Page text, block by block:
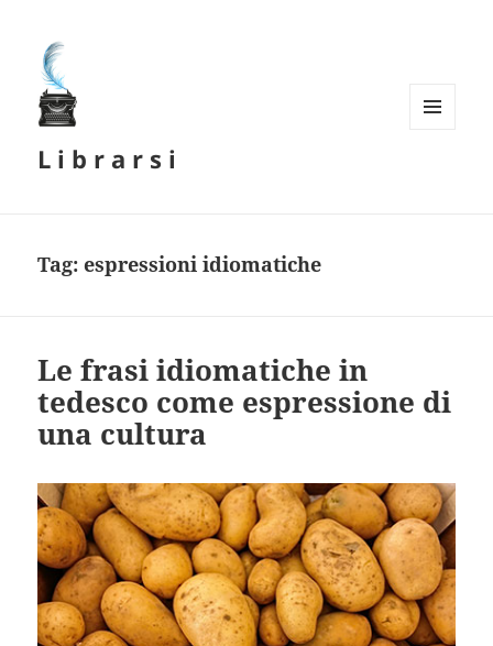
L i b r a r s i
Tag:espressioni idiomatiche
Le frasi idiomatiche in
tedesco come espressione di
una cultura